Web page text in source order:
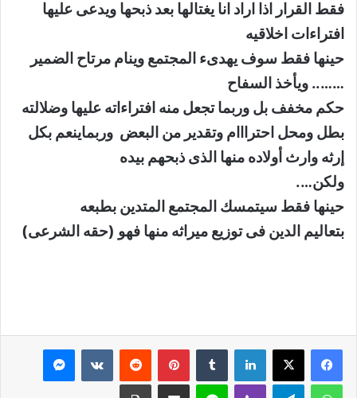
فقط القرار اذا اراد انا يغتالها بعد ذبحها ويدعى عليها
افتراءات اخلاقيه
حينها فقط سوف يهدىء المجتمع وينام مرتاح الضمير
…….. ويأخذ السفاح
حكم مخفف بل وربما تجعل منه افتراءاته عليها وضلالته
بطل ومحل احترااام وتقدير من البعض وربماينعم بكل
إرثه وارث أولاده منها الذى ذبحهم بيده
ولكن….
حينها فقط سيتمسك المجتمع المتدين بطبعه
بتعاليم الدين فى توزيع ميراثه منها فهو (حقه الشرعى)
لينكدإن بينتيريست ماسنجر
واتساب تيلقرام ڤايبر لاين مشاركة عبر البريد طباعة